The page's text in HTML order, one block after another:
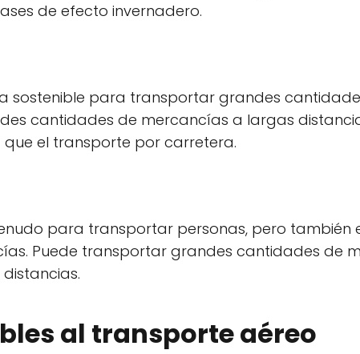
de efecto invernadero.
sostenible para transportar grandes
cantidades de mercancías a largas
el transporte por carretera.
para transportar personas, pero también
Puede transportar grandes cantidades de
al transporte aéreo